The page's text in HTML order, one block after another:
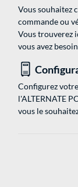
Vous souhaitez
commande ou
Vous trouverez
vous avez
Configurez
l'ALTERNATE
vous le